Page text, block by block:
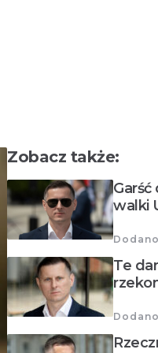
Zobacz także:
walki
Te